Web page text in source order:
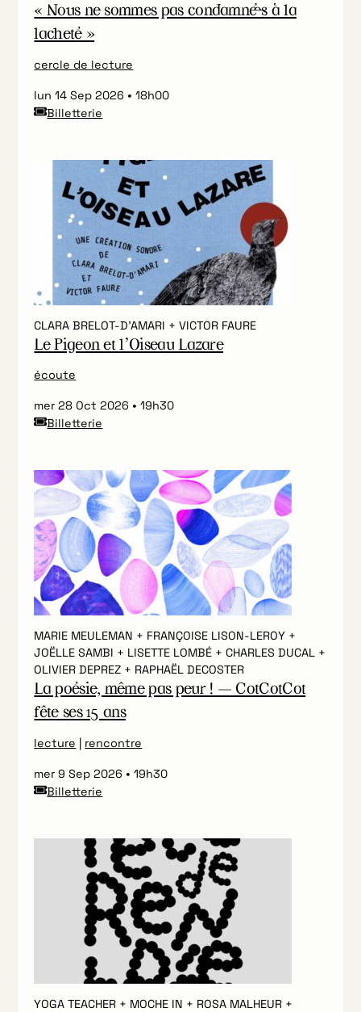
« Nous ne sommes pas condamné·es à la
lacheté »
cercle de lecture
lun 14 Sep 2026
18h00
Billetterie
CLARA BRELOT-D’AMARI + VICTOR FAURE
Le Pigeon et l’Oiseau Lazare
écoute
mer 28 Oct 2026
19h30
Billetterie
MARIE MEULEMAN + FRANÇOISE LISON-LEROY +
JOËLLE SAMBI + LISETTE LOMBÉ + CHARLES DUCAL +
OLIVIER DEPREZ + RAPHAËL DECOSTER
La poésie, même pas peur ! — CotCotCot
fête ses 15 ans
lecture | rencontre
mer 9 Sep 2026
19h30
Billetterie
YOGA TEACHER + MOCHE IN + ROSA MALHEUR +